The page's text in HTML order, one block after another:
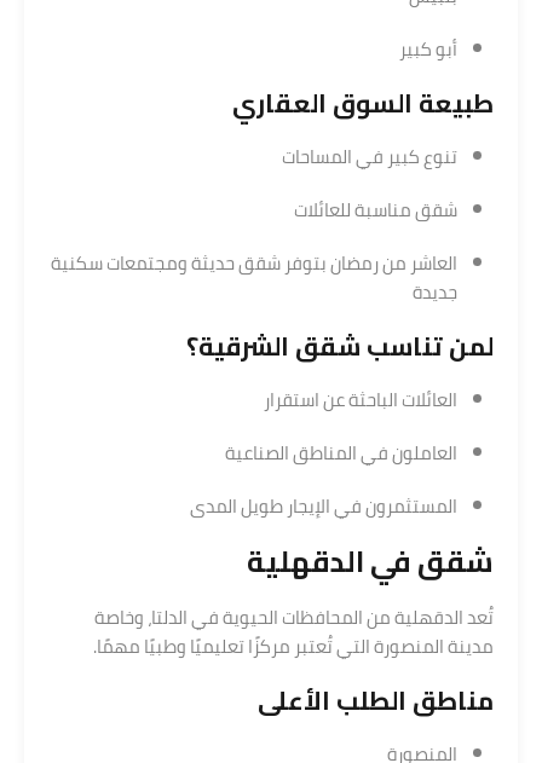
أبو كبير
طبيعة السوق العقاري
تنوع كبير في المساحات
شقق مناسبة للعائلات
العاشر من رمضان بتوفر شقق حديثة ومجتمعات سكنية
جديدة
لمن تناسب شقق الشرقية؟
العائلات الباحثة عن استقرار
العاملون في المناطق الصناعية
المستثمرون في الإيجار طويل المدى
شقق في الدقهلية
تُعد الدقهلية من المحافظات الحيوية في الدلتا، وخاصة
مدينة المنصورة التي تُعتبر مركزًا تعليميًا وطبيًا مهمًا.
مناطق الطلب الأعلى
المنصورة